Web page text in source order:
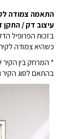
התאמה צמודה
עיצוב דק / התקן
כשהיא צמודה
* המרחק בין הקיר
בהתאם לסוג